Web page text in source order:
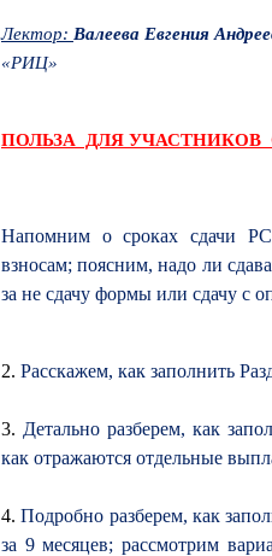
Лектор: Валеева Евгения
«РИЦ»
ПОЛЬЗА ДЛЯ УЧАСТНИКОВ
Напомним о сроках сдачи
взносам; поясним, надо ли
за не сдачу формы или сдачу с
2. Расскажем, как заполнить
3. Детально разберем, как
как отражаются отдельные
4.Подробно разберем, как
за 9 месяцев; рассмотрим